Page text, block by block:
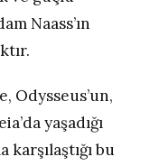
Naass’ın
Odysseus’un,
yaşadığı
bu